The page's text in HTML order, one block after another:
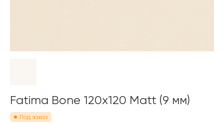
Fatima Bone 120x120 Matt (9 мм)
Под заказ